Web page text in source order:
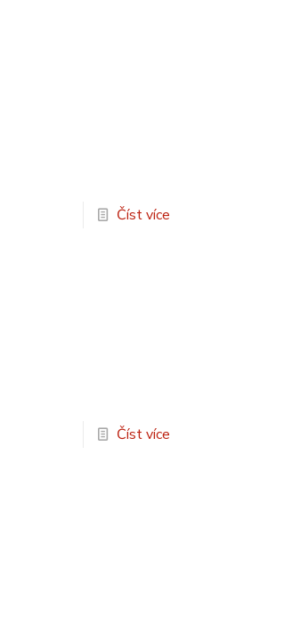
Číst více
Číst více